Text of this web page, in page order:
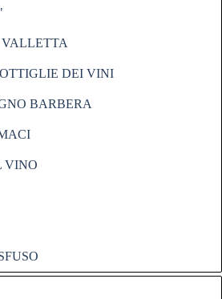
DEI VINI
BARBERA
VINO